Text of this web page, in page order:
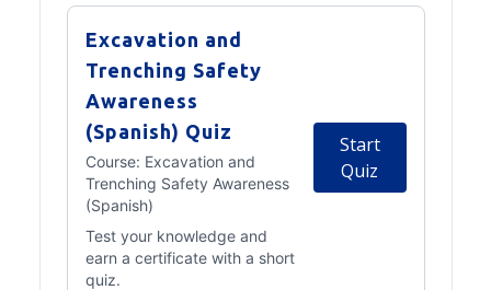
Excavation and
Trenching Safety
Awareness
(Spanish) Quiz
Course: Excavation and
Trenching Safety Awareness
(Spanish)
Test your knowledge and
earn a certificate with a short
quiz.
Start
Quiz